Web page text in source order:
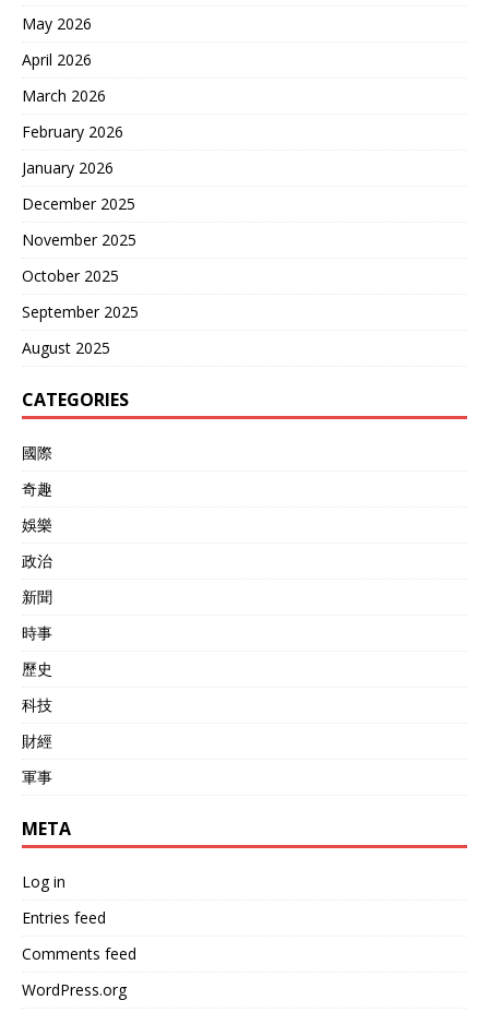
May 2026
April 2026
March 2026
February 2026
January 2026
December 2025
November 2025
October 2025
September 2025
August 2025
CATEGORIES
國際
奇趣
娛樂
政治
新聞
時事
歷史
科技
財經
軍事
META
Log in
Entries feed
Comments feed
WordPress.org